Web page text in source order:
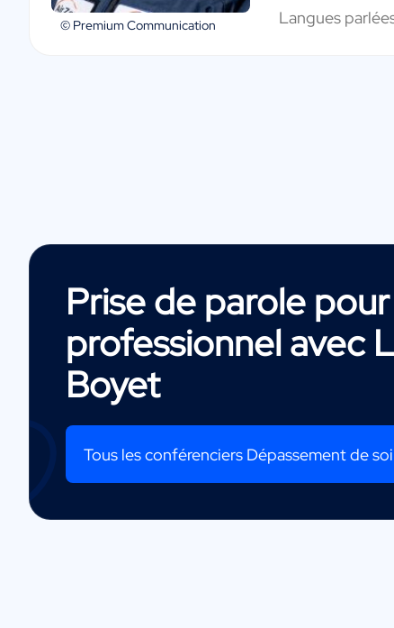
© Premium Communication Langues
Prise de parole
professionnel avec
Boyet
Tous les conférenciers Dépassement de soi